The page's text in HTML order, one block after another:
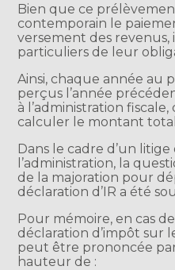
Bien que ce
contemporain le
versement des revenus,
particuliers de leur
Ainsi, chaque année au
perçus l’année
à l’administration
calculer le montant
Dans le cadre d’un
l’administration, la
de la majoration pour
déclaration d’IR a été
Pour mémoire, en cas
déclaration d’impôt sur
peut être prononcée
hauteur de :